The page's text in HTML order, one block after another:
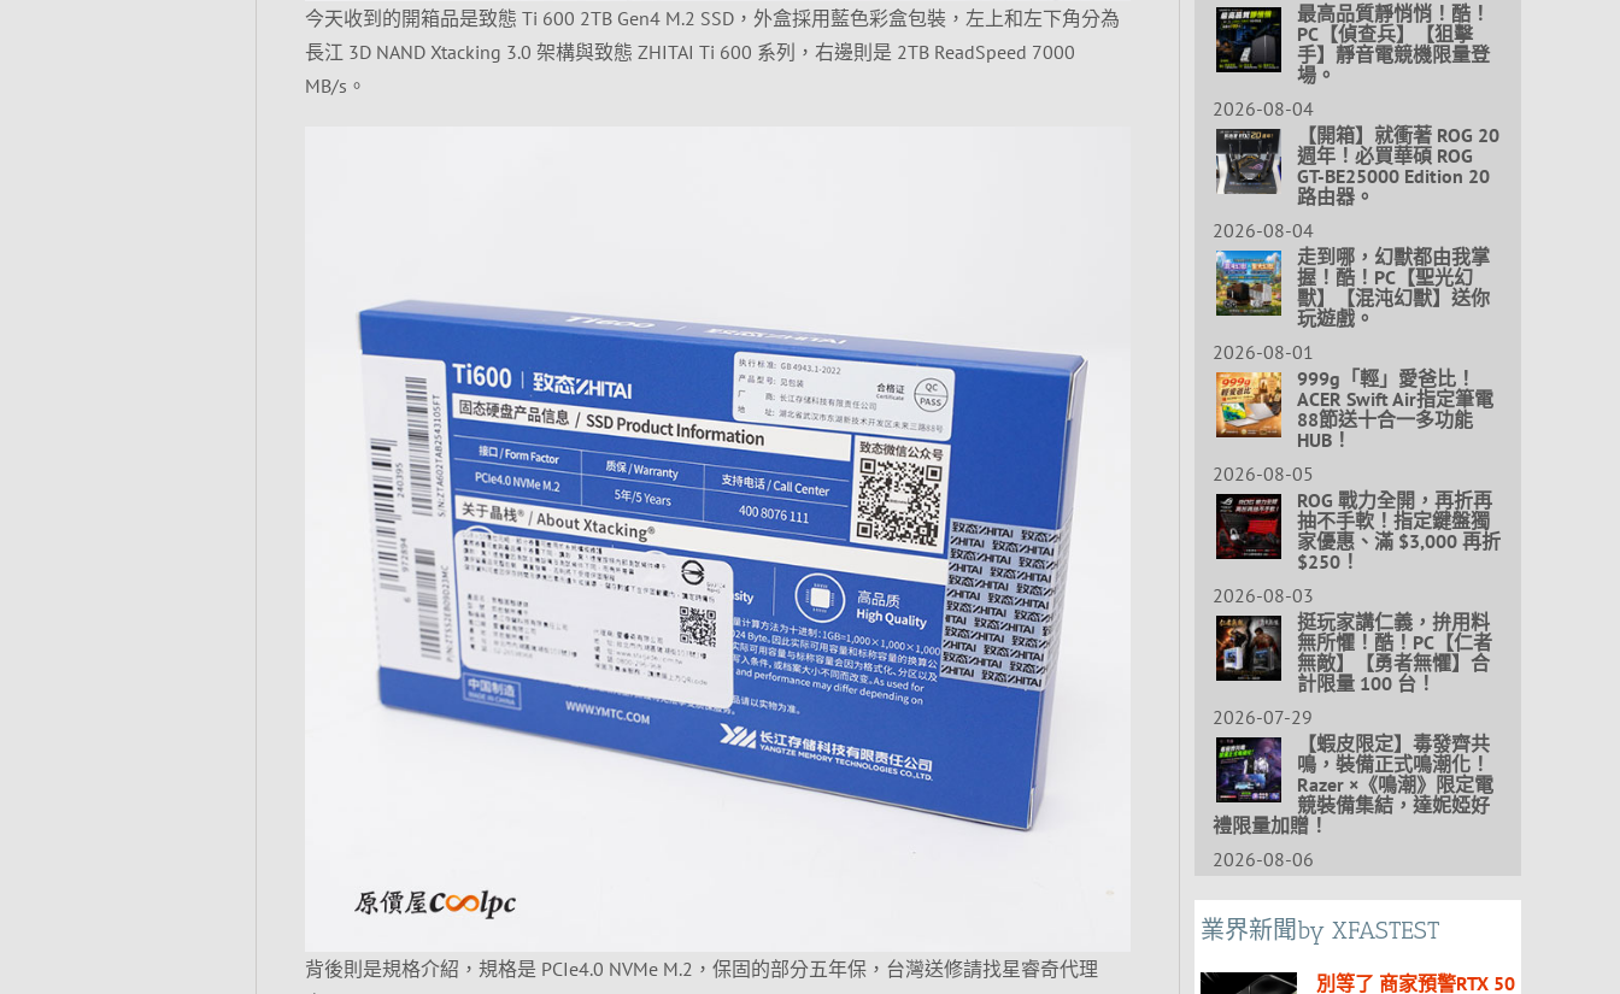
今天收到的開箱品是致態 Ti 600 2TB Gen4 M.2 SSD，外盒採用藍色彩盒包裝，左上和左下角分為
長江 3D NAND Xtacking 3.0 架構與致態 ZHITAI Ti 600 系列，右邊則是 2TB ReadSpeed 7000
MB/s。
背後則是規格介紹，規格是 PCIe4.0 NVMe M.2，保固的部分五年保，台灣送修請找星睿奇代理
最高品質靜悄悄！酷！
PC【偵查兵】【狙擊
手】靜音電競機限量登
場。
2026-08-04
【開箱】就衝著 ROG 20
週年！必買華碩 ROG
GT-BE25000 Edition 20
路由器。
2026-08-04
走到哪，幻獸都由我掌
握！酷！PC【聖光幻
獸】【混沌幻獸】送你
玩遊戲。
2026-08-01
999g「輕」愛爸比！
ACER Swift Air指定筆電
88節送十合一多功能
HUB！
2026-08-05
ROG 戰力全開，再折再
抽不手軟！指定鍵盤獨
家優惠、滿 $3,000 再折
$250！
2026-08-03
挺玩家講仁義，拚用料
無所懼！酷！PC【仁者
無敵】【勇者無懼】合
計限量 100 台！
2026-07-29
【蝦皮限定】毒發齊共
鳴，裝備正式鳴潮化！
Razer ×《鳴潮》限定電
競裝備集結，達妮婭好
禮限量加贈！
2026-08-06
業界新聞by XFASTEST
別等了 商家預警RTX 50